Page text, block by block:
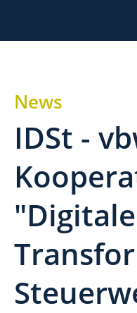
News
IDSt -
"Digitale